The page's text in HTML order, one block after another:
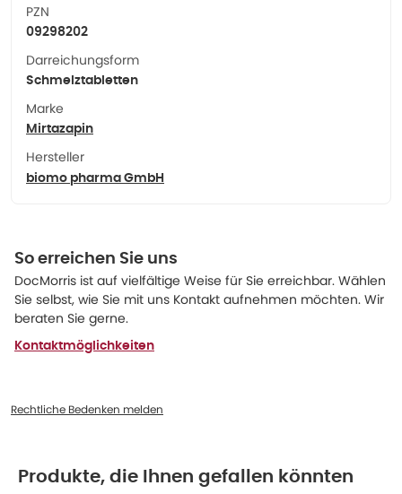
PZN
09298202
Darreichungsform
Schmelztabletten
Marke
Mirtazapin
Hersteller
biomo pharma GmbH
So erreichen Sie uns
DocMorris ist auf vielfältige Weise für Sie erreichbar. Wählen
Sie selbst, wie Sie mit uns Kontakt aufnehmen möchten. Wir
beraten Sie gerne.
Kontaktmöglichkeiten
Rechtliche Bedenken melden
Produkte, die Ihnen gefallen könnten